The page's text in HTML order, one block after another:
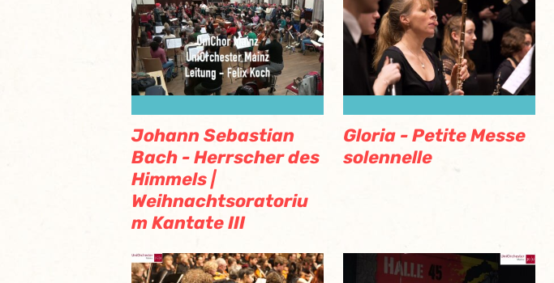
Johann Sebastian
Bach - Herrscher des
Himmels |
Weihnachtsoratoriu
m Kantate III
Gloria - Petite Messe
solennelle